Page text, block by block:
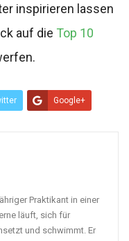
inspirieren lassen
auf die Top 10
Google+
Praktikant in einer
läuft, sich für
und schwimmt. Er